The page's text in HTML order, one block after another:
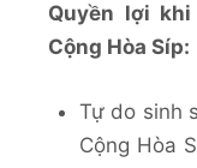
Quyền lợi
Cộng Hòa Síp:
Tự do sinh
Cộng Hòa